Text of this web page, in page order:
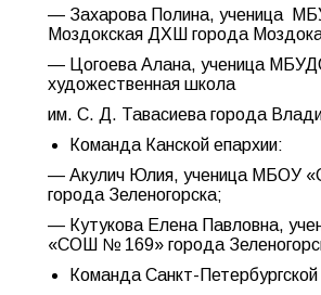
— Захарова Полина, ученица
Моздокская ДХШ города
— Цогоева Алана, ученица
художественная школа
им. С. Д. Тавасиева города
Команда Канской епархии:
— Акулич Юлия, ученица МБОУ
города Зеленогорска;
— Кутукова Елена Павловна,
«СОШ № 169» города
Команда Санкт-Петербургской